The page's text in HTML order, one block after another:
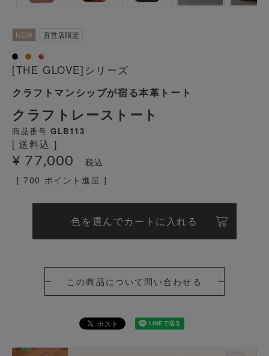
NEW 直営店限定
[THE GLOVE]シリーズ
クラフトマンシップが宿る本革トート
クラフトレーストート
商品番号 GLB113
送料込
¥ 77,000
税込
[ 700 ポイント進呈 ]
色を選んでカートに入れる
この商品について問い合わせる